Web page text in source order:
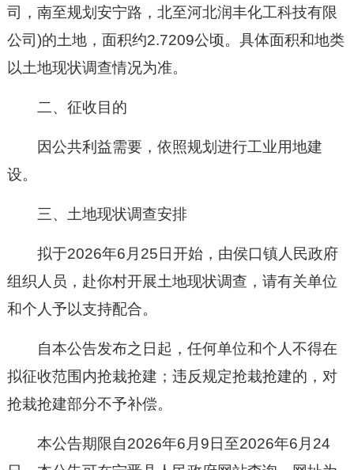
司，南至规划安宁路，北至河北润丰化工科技有限
公司)的土地，面积约2.7209公顷。具体面积和地类
以土地现状调查情况为准。
二、征收目的
因公共利益需要，依照规划进行工业用地建
设。
三、土地现状调查安排
拟于2026年6 月 25 日开始，由侯口镇人民政府
组织人员，赴你村开展土地现状调查，请有关单位
和个人予以支持配合。
自本公告发布之日起，任何单位和个人不得在
拟征收范围内抢栽抢建；违反规定抢栽抢建的，对
抢栽抢建部分不予补偿。
本公告期限自2026年6 月 9 日至2026年6月24